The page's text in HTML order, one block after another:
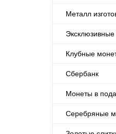
Металл
Клубные
Сбербанк
Монеты в
Серебряные